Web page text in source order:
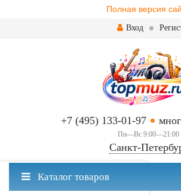
Полная версия
Вход
+7 (495) 133-01-97
Пн—Вс 9:00—21:00
Санкт-
Санкт-Петербург ваш город?
Каталог товаров